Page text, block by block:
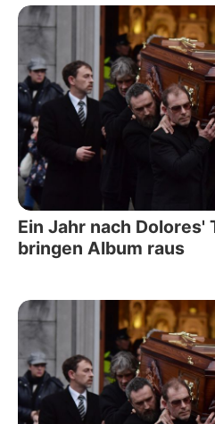
Ein Jahr nach Dolores'
bringen Album raus